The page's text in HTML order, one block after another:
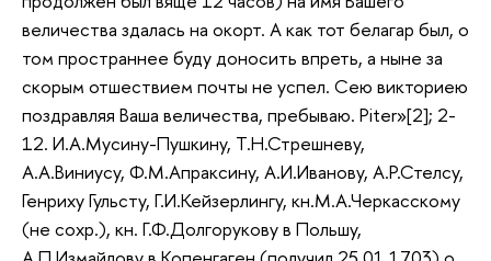
величества здалась на окорт. А как тот белагар был, о
том пространнее буду доносить впреть, а ныне за
скорым отшествием почты не успел. Сею викториею
поздравляя Ваша величества, пребываю. Piter»[2]; 2-
12. И.А.Мусину-Пушкину, Т.Н.Стрешневу,
А.А.Виниусу, Ф.М.Апраксину, А.И.Иванову, А.Р.Стелсу,
Генриху Гульсту, Г.И.Кейзерлингу, кн.М.А.Черкасскому
(не сохр.), кн. Г.Ф.Долгорукову в Польшу,